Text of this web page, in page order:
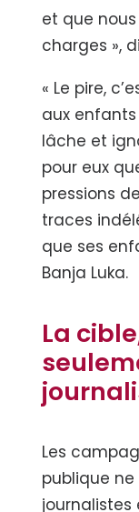
et que
charges »,
« Le pire,
aux enfants
lâche et
pour eux
pressions
traces
que ses
Banja Luka.
La
Les
publique
journalistes